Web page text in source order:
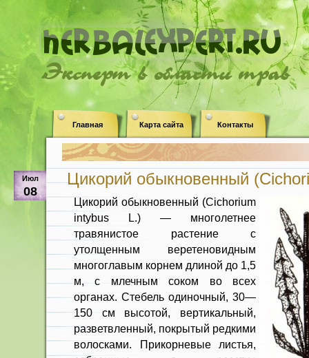
Эксперт в области трав
Главная Карта сайта Контакты
Июл
08
Цикорий обыкновенный
Цикорий обыкновенный (Cichorium
intybus L.) — многолетнее
травянистое растение с
утолщенным веретеновидным
много­главым корнем длиной до 1,5
м, с млеч­ным соком во всех
органах. Стебель одиночный, 30—
150 см высотой, верти­кальный,
разветвленный, покрытый ред­кими
волосками. Прикорневые листья,